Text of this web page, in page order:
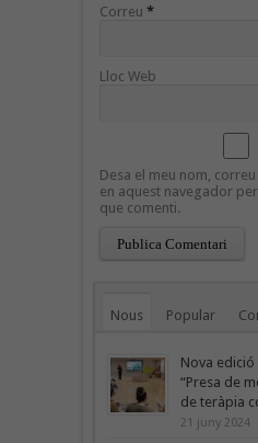
Correu *
Lloc Web
Desa el meu nom,
en aquest navegador
que comenti.
Nous Popular
Nova
“Presa de
de teràpia
21 juny 2024